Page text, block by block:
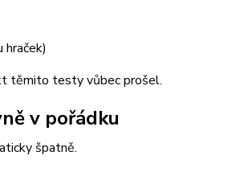
hraček)
těmito testy vůbec prošel.
v pořádku
špatně.